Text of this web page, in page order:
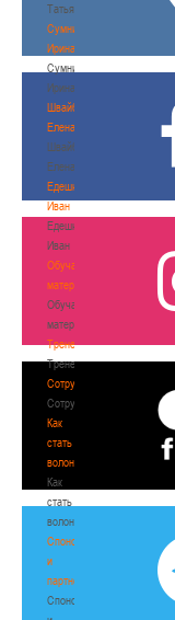
Татьяна
Сумникова
Ирина
Сумникова
Ирина
Швайбович
Елена
Швайбович
Елена
Едешко
Иван
Едешко
Иван
Обучающие
материалы
Обучающие
материалы
Тренерам
Тренерам
Сотрудничество
Сотрудничество
Как
стать
волонтером
Как
стать
волонтером
Спонсоры
и
партнеры
Спонсоры